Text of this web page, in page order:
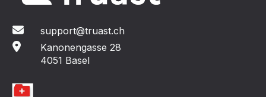
support@truast.ch
Kanonengasse 28
4051 Basel